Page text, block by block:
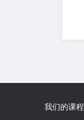
我们的课程